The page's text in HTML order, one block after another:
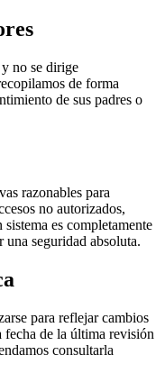
no se dirige
de forma
de sus padres o
razonables para
no autorizados,
es completamente
seguridad absoluta.
para reflejar cambios
de la última revisión
consultarla